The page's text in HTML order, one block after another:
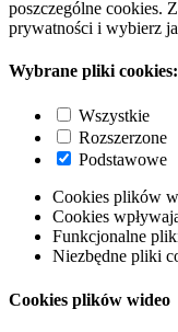
poszczególne cookies.
prywatności i wybierz
Wybrane pliki cookies:
Wszystkie
Rozszerzone
Podstawowe
Cookies plików
Cookies
Funkcjonalne
Niezbędne pliki
Cookies plików wideo